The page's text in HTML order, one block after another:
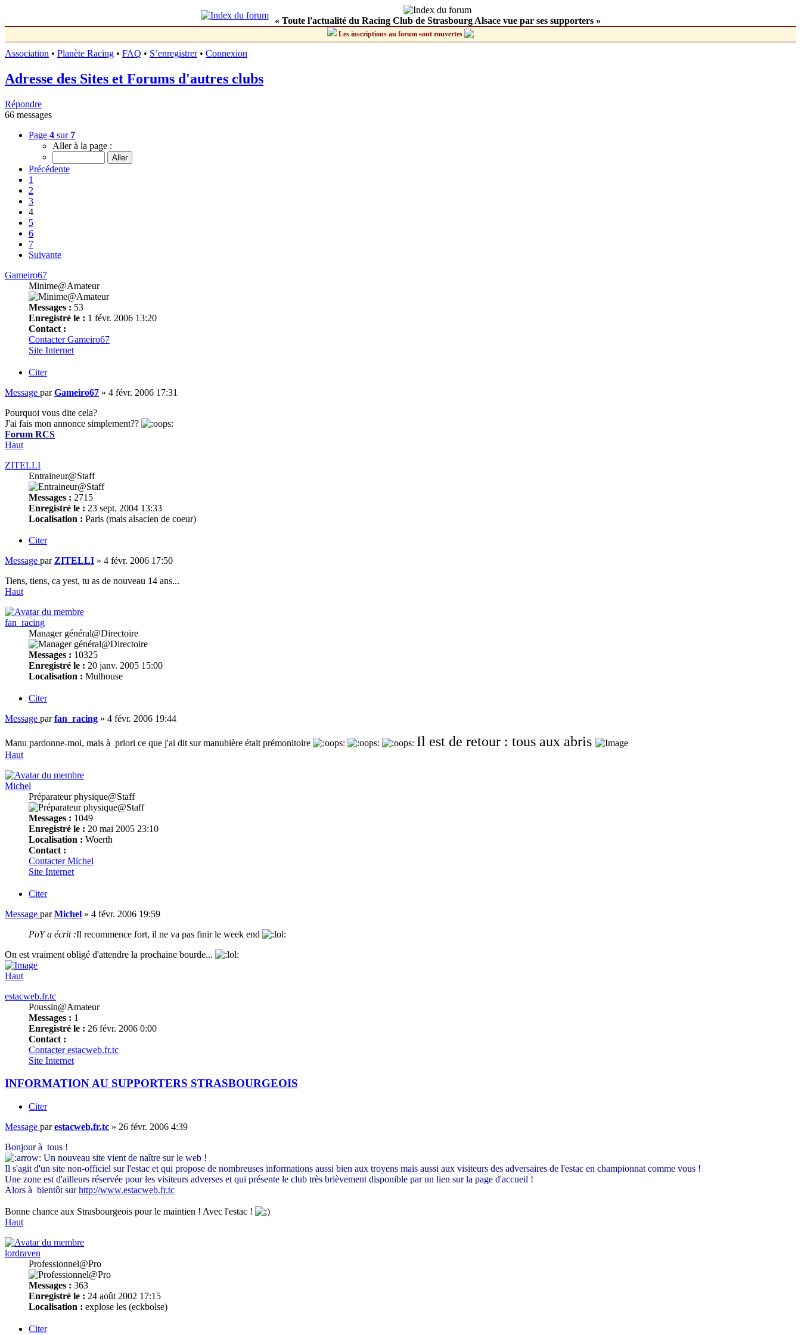
« Toute l'actualité du Racing Club de Strasbourg Alsace vue par ses supporters »
Les inscriptions au forum sont rouvertes
Association • Planète Racing • FAQ • S’enregistrer• Connexion
Adresse des Sites et Forums d'autres clubs
Répondre
66 messages
Page 4 sur 7
Aller à la page :
Précédente
1
2
3
4
5
6
7
Suivante
Gameiro67
Minime@Amateur
Messages : 53
Enregistré le : 1 févr. 2006 13:20
Contact :
Contacter Gameiro67
Site Internet
Citer
Message parGameiro67 » 4 févr. 2006 17:31
Pourquoi vous dite cela?
J'ai fais mon annonce simplement??
Forum RCS
Haut
ZITELLI
Entraineur@Staff
Messages : 2715
Enregistré le : 23 sept. 2004 13:33
Localisation : Paris (mais alsacien de coeur)
Citer
Message par ZITELLI » 4 févr. 2006 17:50
Tiens, tiens, ca yest, tu as de nouveau 14 ans...
Haut
fan_racing
Manager général@Directoire
Messages : 10325
Enregistré le : 20 janv. 2005 15:00
Localisation : Mulhouse
Citer
Message parfan_racing » 4 févr. 2006 19:44
Manu pardonne-moi, mais à priori ce que j'ai dit sur manubière était prémonitoire Il est de retour : tous aux abris
Haut
Michel
Préparateur physique@Staff
Messages : 1049
Enregistré le : 20 mai 2005 23:10
Localisation : Woerth
Contact :
Contacter Michel
Site Internet
Citer
Message parMichel » 4 févr. 2006 19:59
PoY a écrit :Il recommence fort, il ne va pas finir le week end
On est vraiment obligé d'attendre la prochaine bourde...
Haut
estacweb.fr.tc
Poussin@Amateur
Messages : 1
Enregistré le : 26 févr. 2006 0:00
Contact :
Contacter estacweb.fr.tc
Site Internet
INFORMATION AU SUPPORTERS STRASBOURGEOIS
Citer
Message parestacweb.fr.tc » 26 févr. 2006 4:39
Bonjour à tous !
Un nouveau site vient de naître sur le web !
Il s'agit d'un site non-officiel sur l'estac et qui propose de nombreuses informations aussi bien aux troyens mais aussi aux visiteurs des adversaires de l'estac en championnat comme vous !
Une zone est d'ailleurs réservée pour les visiteurs adverses et qui présente le club très brièvement disponible par un lien sur la page d'accueil !
Alors à bientôt surhttp://www.estacweb.fr.tc
Bonne chance aux Strasbourgeois pour le maintien ! Avec l'estac !
Haut
lordraven
Professionnel@Pro
Messages : 363
Enregistré le : 24 août 2002 17:15
Localisation : explose les (eckbolse)
Citer